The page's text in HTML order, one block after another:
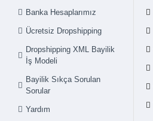
Banka Hesaplarımız
Ücretsiz Dropshipping
Dropshipping XML Bayilik
İş Modeli
Bayilik Sıkça Sorulan
Sorular
Yardım